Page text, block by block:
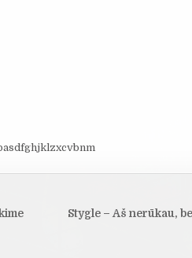
Stygle – Aš nerūkau,